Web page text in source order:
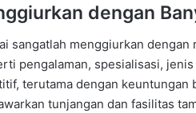
dengan
sangatlah menggiurkan dengan
pengalaman, spesialisasi,
terutama dengan keuntungan
tunjangan dan fasilitas